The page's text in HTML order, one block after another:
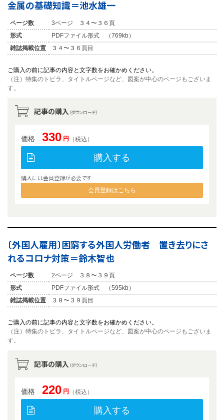
金属の基礎知識＝池水雄一
ページ数
3ページ ３４〜３６頁
形式
PDFファイル形式 （769kb）
雑誌掲載位置
３４〜３６頁目
ご購入の前に記事の内容と文字数をお確かめください。
（注）特集のトビラ、タイトルページなど、図案が中心のページもございま
す。
記事の購入 （ダウンロード）
価格 330 円 （税込）
購入する
購入には会員登録が必要です
会員登録はこちら
〔外国人雇用〕困窮する外国人労働者 置き去りにさ
れるコロナ対策＝鈴木智也
ページ数
2ページ ３８〜３９頁
形式
PDFファイル形式 （595kb）
雑誌掲載位置
３８〜３９頁目
ご購入の前に記事の内容と文字数をお確かめください。
（注）特集のトビラ、タイトルページなど、図案が中心のページもございま
す。
記事の購入 （ダウンロード）
価格 220 円 （税込）
購入する